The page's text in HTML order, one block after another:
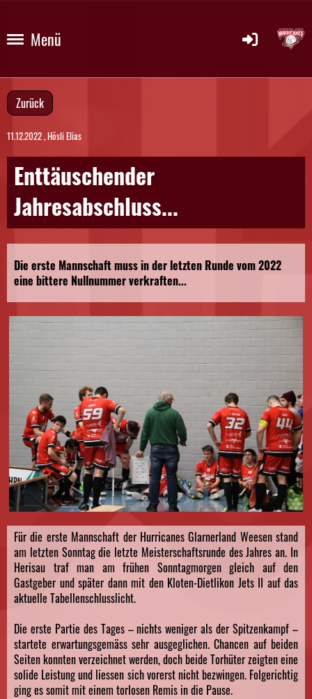
Menü
Zurück
11.12.2022, Hösli Elias
Enttäuschender
Jahresabschluss...
Die erste Mannschaft muss in der letzten Runde vom 2022
eine bittere Nullnummer verkraften...
Für die erste Mannschaft der Hurricanes Glarnerland Weesen stand
am letzten Sonntag die letzte Meisterschaftsrunde des Jahres an. In
Herisau traf man am frühen Sonntagmorgen gleich auf den
Gastgeber und später dann mit den Kloten-Dietlikon Jets II auf das
aktuelle Tabellenschlusslicht.
Die erste Partie des Tages – nichts weniger als der Spitzenkampf –
startete erwartungsgemäss sehr ausgeglichen. Chancen auf beiden
Seiten konnten verzeichnet werden, doch beide Torhüter zeigten eine
solide Leistung und liessen sich vorerst nicht bezwingen. Folgerichtig
ging es somit mit einem torlosen Remis in die Pause.